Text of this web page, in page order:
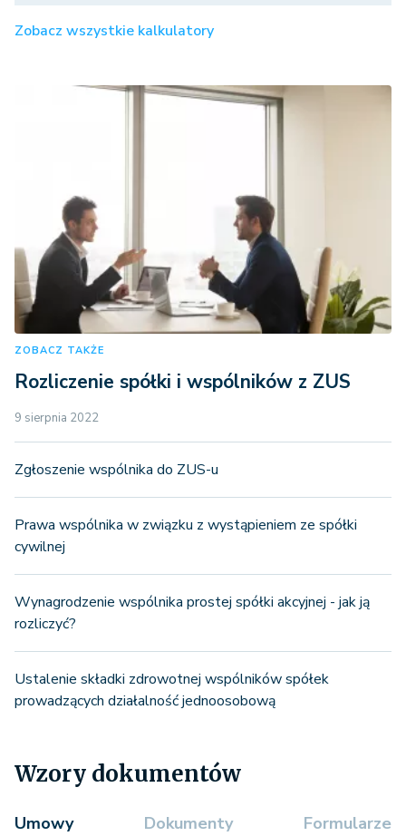
Zobacz wszystkie kalkulatory
ZOBACZ TAKŻE
Rozliczenie spółki i wspólników z ZUS
9 sierpnia 2022
Zgłoszenie wspólnika do ZUS-u
Prawa wspólnika w związku z wystąpieniem ze spółki
cywilnej
Wynagrodzenie wspólnika prostej spółki akcyjnej - jak ją
rozliczyć?
Ustalenie składki zdrowotnej wspólników spółek
prowadzących działalność jednoosobową
Wzory dokumentów
Umowy Dokumenty Formularze